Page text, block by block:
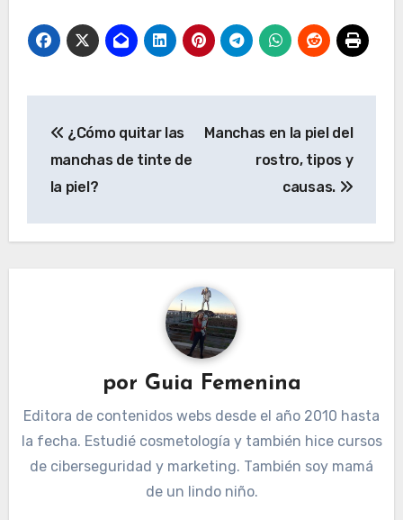
de
entradas
¿Cómo quitar las
manchas de tinte de
la piel?
Manchas en la piel del
rostro, tipos y
causas.
por Guia Femenina
Editora de contenidos webs desde el año 2010 hasta
la fecha. Estudié cosmetología y también hice cursos
de ciberseguridad y marketing. También soy mamá
de un lindo niño.